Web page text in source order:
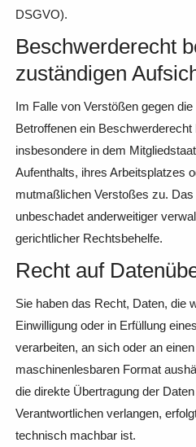
DSGVO).
Beschwerde­recht
zuständigen
Im Falle von Verstößen gegen
Betroffenen ein
insbesondere in dem
Aufenthalts, ihres Arbeitsplatzes
mutmaßlichen Verstoßes zu.
unbeschadet anderweitiger
gerichtlicher Rechtsbehelfe.
Recht auf
Sie haben das Recht, Daten, die
Einwilligung oder in Erfüllung
verarbeiten, an sich oder an
maschinenlesbaren Format
die direkte Übertragung der
Verantwortlichen verlangen,
technisch machbar ist.